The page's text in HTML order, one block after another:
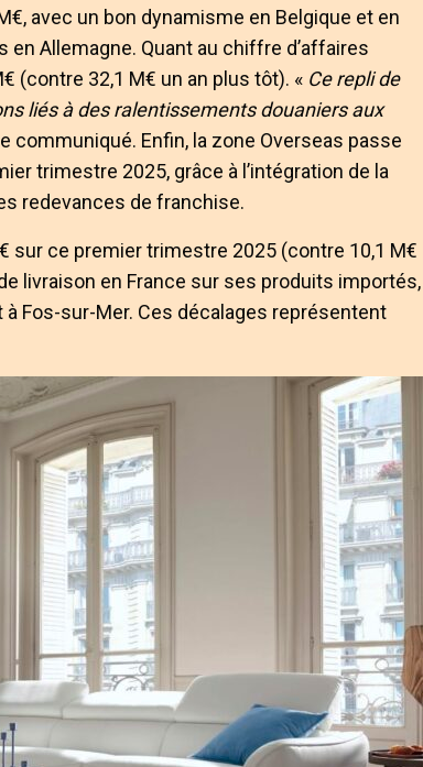
avec un bon dynamisme en Belgique et en
Allemagne. Quant au chiffre d’affaires
(contre 32,1 M€ un an plus tôt). « Ce repli de
liés à des ralentissements douaniers aux
communiqué. Enfin, la zone Overseas passe
trimestre 2025, grâce à l’intégration de la
redevances de franchise.
sur ce premier trimestre 2025 (contre 10,1 M€
livraison en France sur ses produits importés,
Fos-sur-Mer. Ces décalages représentent